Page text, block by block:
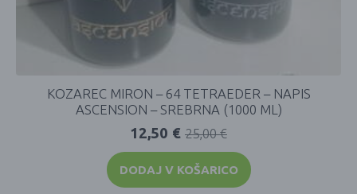
KOZAREC MIRON – 64 TETRAEDER – NAPIS
ASCENSION – SREBRNA (1000 ML)
25,00€
12,50 €
DODAJ V KOŠARICO